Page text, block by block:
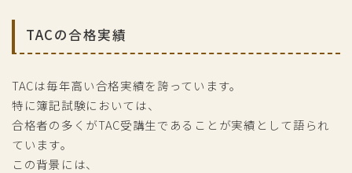
TACの合格実績
TACは毎年高い合格実績を誇っています。
特に簿記試験においては、
合格者の多くがTAC受講生であることが実績として語られ
ています。
この背景には、